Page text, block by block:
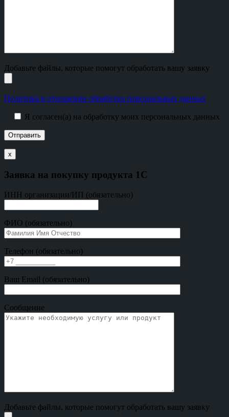
Добавьте файлы, которые помогут обработать вашу заявку
Политика в отношении обработки персональных данных
Я согласен(а) на обработку моих персональных данных
х
Заявка на покупку продукта 1С
ИНН организации/ИП (обязательно)
ФИО (обязательно)
Телефон (обязательно)
Ваш Email (обязательно)
Сообщение
Добавьте файлы, которые помогут обработать вашу заявку